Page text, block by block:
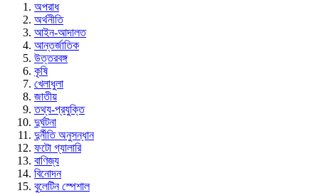
অপরাধ
অর্থনীতি
আইন-আদালত
আন্তর্জাতিক
উত্তরবঙ্গ
কৃষি
খেলাধুলা
জাতীয়
তথ্য-প্রযুক্তি
দুর্ঘটনা
দুর্নীতি অনুসন্ধান
ফটো গ্যালারি
বাণিজ্য
বিনোদন
বুলেটিন স্পেশাল